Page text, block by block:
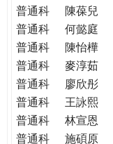
普通科
陳葆兒
普通科
何懿庭
普通科
陳怡樺
普通科
麥淳茹
普通科
廖欣彤
普通科
王詠熙
普通科
林宣恩
普通科
施碩原